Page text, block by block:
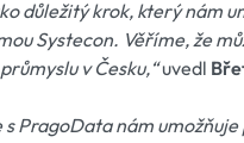
důležitý krok, který nám
Systecon. Věříme, že
v Česku,“uvedl
s PragoData nám